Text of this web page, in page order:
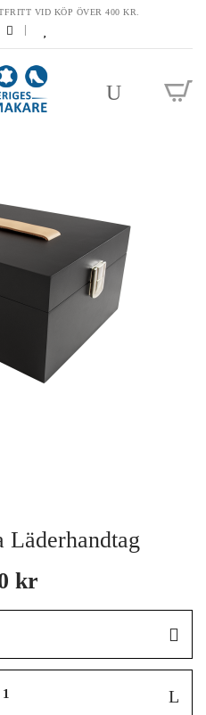
VID KÖP ÖVER 400 KR.
Läderhandtag
kr